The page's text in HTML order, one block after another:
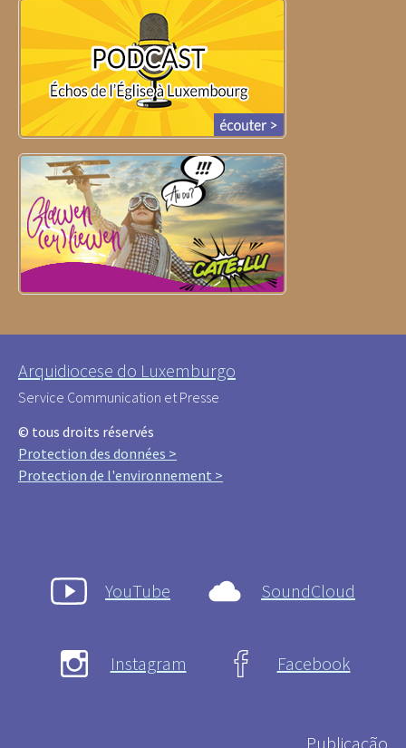
Arquidiocese do Luxemburgo
Service Communication et Presse
© tous droits réservés
Protection des données >
Protection de l'environnement >
YouTube SoundCloud
Instagram Facebook
Publicação